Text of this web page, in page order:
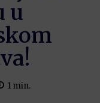
u
1 min.